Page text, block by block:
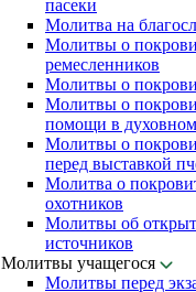
пасеки
Молитва на
Молитвы о
ремесленников
Молитвы о
Молитвы о
помощи в
Молитвы о
перед выставкой
Молитва о
охотников
Молитвы об
источников
Молитвы учащегося
Молитвы перед